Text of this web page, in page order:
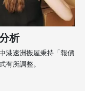
析
港速洲搬屋秉持「報價
有所調整。